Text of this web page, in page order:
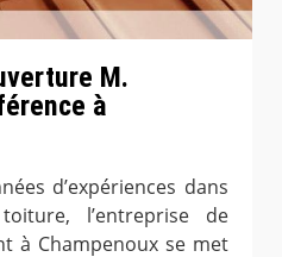
M.
à
d’expériences dans
l’entreprise de
à Champenoux se met